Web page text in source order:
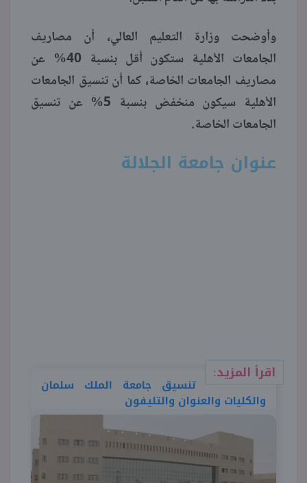
وأوضحت وزارة التعليم العالي، أن مصاريف
الجامعات الأهلية ستكون أقل بنسبة 40% عن
مصاريف الجامعات الخاصة، كما أن تنسيق الجامعات
الأهلية سيكون منخفض بنسبة 5% عن تنسيق
الجامعات الخاصة.
عنوان جامعة الجلالة
اقرأ المزيد:
تنسيق جامعة الملك سلمان
والكليات والعنوان والتليفون